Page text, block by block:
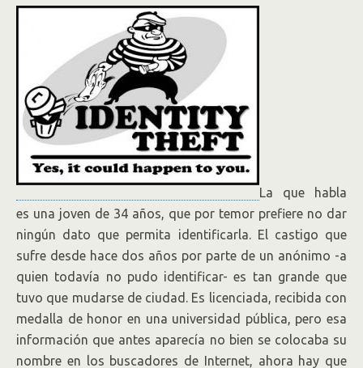
La que habla
es una joven de 34 años, que por temor prefiere no dar
ningún dato que permita identificarla. El castigo que
sufre desde hace dos años por parte de un anónimo -a
quien todavía no pudo identificar- es tan grande que
tuvo que mudarse de ciudad. Es licenciada, recibida con
medalla de honor en una universidad pública, pero esa
información que antes aparecía no bien se colocaba su
nombre en los buscadores de Internet, ahora hay que